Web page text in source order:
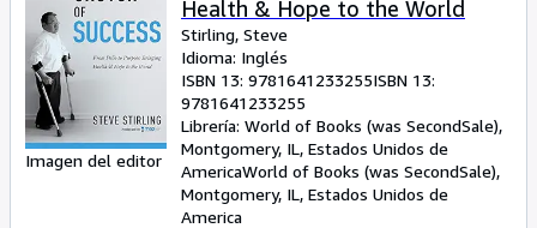
Imagen del editor
Health & Hope to the World
Stirling, Steve
Idioma: Inglés
ISBN 13: 9781641233255ISBN 13:
9781641233255
Librería: World of Books (was SecondSale),
Montgomery, IL, Estados Unidos de
AmericaWorld of Books (was SecondSale),
Montgomery, IL, Estados Unidos de
America